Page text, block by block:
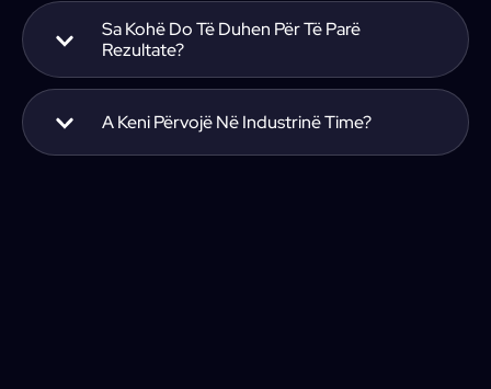
Sa Kohë Do Të Duhen Për Të Parë
Rezultate?
A Keni Përvojë Në Industrinë Time?